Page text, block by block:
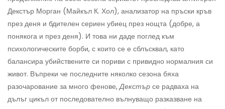
Декстър Морган (Майкъл К. Хол), анализатор на пръски кръв
през деня и бдителен сериен убиец през нощта (добре, а
понякога и през деня). И това ни даде поглед към
психологическите борби, с които се е сблъсквал, като
балансира убийствените си пориви с привидно нормалния си
живот. Въпреки че последните няколко сезона бяха
разочарование за много фенове,Декстър се радваха на
дълъг цикъл от последователно вълнуващо разказване на